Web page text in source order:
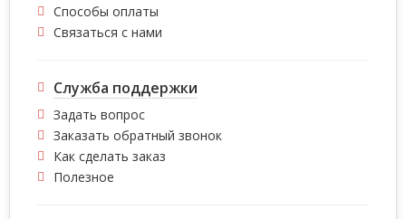
Способы оплаты
Связаться с нами
Служба поддержки
Задать вопрос
Заказать обратный звонок
Как сделать заказ
Полезное